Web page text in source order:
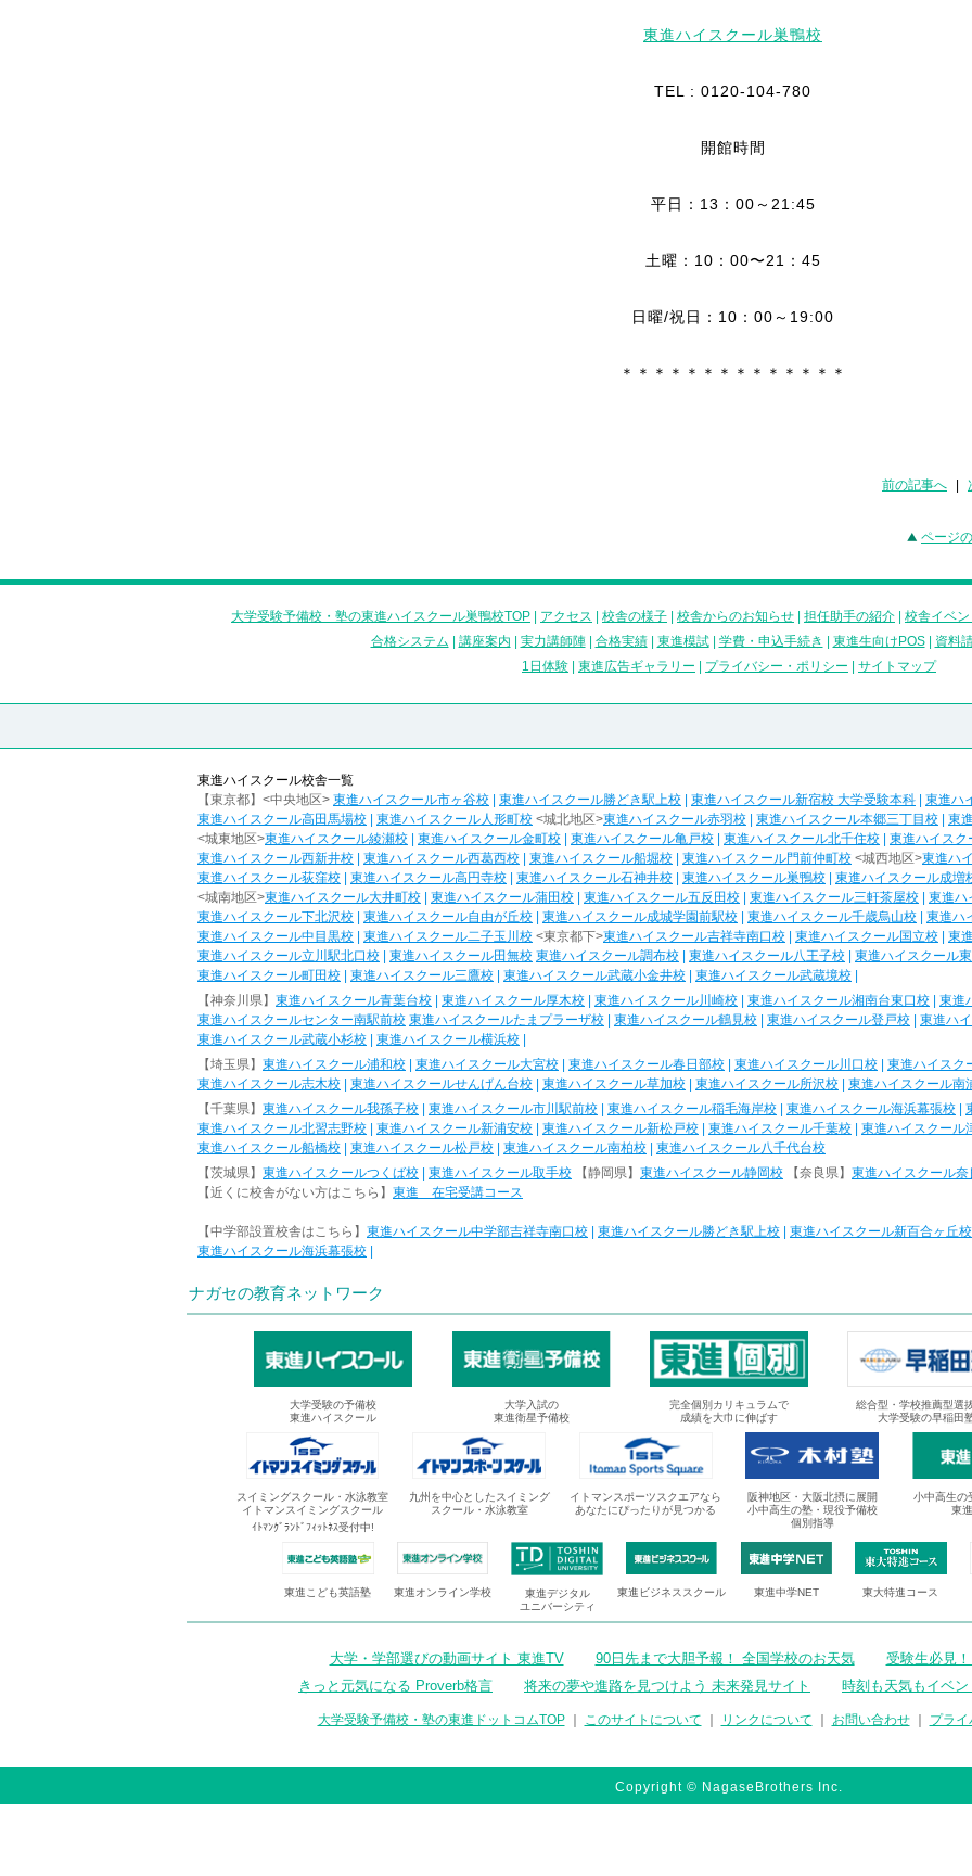
東進ハイスクール巣鴨校
TEL : 0120-104-780
開館時間
平日：13：00～21:45
土曜：10：00〜21：45
日曜/祝日：10：00～19:00
＊＊＊＊＊＊＊＊＊＊＊＊＊＊
前の記事へ
ページ
大学受験予備校・塾の東進ハイスクール巣鴨校TOP アクセス 校舎の様子 校舎からのお知らせ 担任助手の紹介
校舎イベ
合格システム
講座案内 実力講師陣| 合格実績| 東進模試| 学費・申込手続き 東進生向けPOS|
資料
1日体験
東進広告ギャラリー プライバシー・ポリシー サイトマップ
東進ハイスクール校舎一覧
【東京都】<中央地区> 東進ハイスクール市ヶ谷校 東進ハイスクール勝どき駅上校 東進ハイスクール新宿校 大学受験本科
東進ハ
東進ハイスクール高田馬場校
東進ハイスクール人形町校 <城北地区>東進ハイスクール赤羽校 東進ハイスクール本郷三丁目校
東
<城東地区>東進ハイスクール綾瀬校 東進ハイスクール金町校 東進ハイスクール亀戸校 東進ハイスクール北千住校
東進ハイスク
東進ハイスクール西新井校
東進ハイスクール西葛西校 東進ハイスクール船堀校 東進ハイスクール門前仲町校 <城西地区>東進ハ
東進ハイスクール荻窪校
東進ハイスクール高円寺校 東進ハイスクール石神井校 東進ハイスクール巣鴨校
東進ハイスクール成増
<城南地区>東進ハイスクール大井町校 東進ハイスクール蒲田校 東進ハイスクール五反田校 東進ハイスクール三軒茶屋校
東進ハ
東進ハイスクール下北沢校
東進ハイスクール自由が丘校 東進ハイスクール成城学園前駅校 東進ハイスクール千歳烏山校
東進ハ
東進ハイスクール中目黒校
東進ハイスクール二子玉川校 <東京都下>東進ハイスクール吉祥寺南口校 東進ハイスクール国立校
東
東進ハイスクール立川駅北口校
東進ハイスクール田無校 東進ハイスクール調布校 東進ハイスクール八王子校
東進ハイスクール
東進ハイスクール町田校
東進ハイスクール三鷹校 東進ハイスクール武蔵小金井校 東進ハイスクール武蔵境校
【神奈川県】 東進ハイスクール青葉台校 東進ハイスクール厚木校 東進ハイスクール川崎校 東進ハイスクール湘南台東口校
東進
東進ハイスクールセンター南駅前校 東進ハイスクールたまプラーザ校 東進ハイスクール鶴見校 東進ハイスクール登戸校
東進ハ
東進ハイスクール武蔵小杉校
東進ハイスクール横浜校
【埼玉県】 東進ハイスクール浦和校 東進ハイスクール大宮校 東進ハイスクール春日部校 東進ハイスクール川口校
東進ハイスク
東進ハイスクール志木校
東進ハイスクールせんげん台校 東進ハイスクール草加校 東進ハイスクール所沢校
東進ハイスクール南
【千葉県】 東進ハイスクール我孫子校 東進ハイスクール市川駅前校 東進ハイスクール稲毛海岸校 東進ハイスクール海浜幕張校
東進ハイスクール北習志野校
東進ハイスクール新浦安校 東進ハイスクール新松戸校 東進ハイスクール千葉校
東進ハイスクール
東進ハイスクール船橋校
東進ハイスクール松戸校 東進ハイスクール南柏校
東進ハイスクール八千代台校
【茨城県】 東進ハイスクールつくば校 東進ハイスクール取手校 【静岡県】 東進ハイスクール静岡校 【奈良県】 東進ハイスクール奈
【近くに校舎がない方はこちら】 東進 在宅受講コース
【中学部設置校舎はこちら】 東進ハイスクール中学部吉祥寺南口校 東進ハイスクール勝どき駅上校
東進ハイスクール新百合ヶ丘校
東進ハイスクール海浜幕張校
ナガセの教育ネットワーク
大学受験の予備校
東進ハイスクール
大学入試の
東進衛星予備校
完全個別カリキュラムで
成績を大巾に伸ばす
総合型・学校推薦型選
大学受験の早稲田
スイミングスクール・水泳教室
イトマンスイミングスクール
ｲﾄﾏﾝｸﾞﾗﾝﾄﾞﾌｨｯﾄﾈｽ受付中!
九州を中心としたスイミング
スクール・水泳教室
イトマンスポーツスクエアなら
あなたにぴったりが見つかる
阪神地区・大阪北摂に展開
小中高生の塾・現役予備校
個別指導
小中高生の
東
東進こども英語塾 東進オンライン学校
東進デジタル
ユニバーシティ
東進ビジネススクール 東進中学NET 東大特進コース
大学・学部選びの動画サイト 東進TV 90日先まで大胆予報！ 全国学校のお天気
受験生必見
きっと元気になる Proverb格言
将来の夢や進路を見つけよう 未来発見サイト 時刻も天気もイベ
大学受験予備校・塾の東進ドットコムTOP｜ このサイトについて リンクについて お問い合わせ｜ プラ
Copyright © NagaseBrothers Inc.